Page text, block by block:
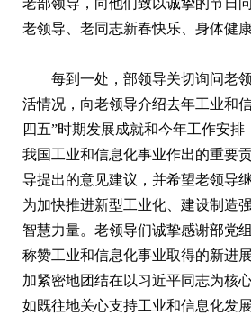
老领导、老同志新春快乐、身体健
每到一处，部领导关切询问老
活情况，向老领导介绍去年工业和
四五”时期发展成就和今年工作安
我国工业和信息化事业作出的重要
导提出的意见建议，并希望老领导
为加快推进新型工业化、建设制造
智慧力量。老领导们诚挚感谢部党
称赞工业和信息化事业取得的新进
加紧密地团结在以习近平同志为核
如既往地关心支持工业和信息化发